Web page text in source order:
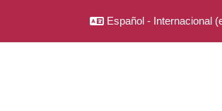
Español - Internacional